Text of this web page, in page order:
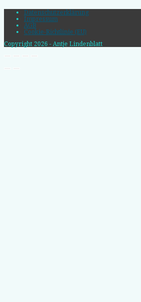
Datenschutzerklärung
Impressum
AGB
Cookie-Richtlinie (EU)
Copyright 2026 - Antje Lindenblatt